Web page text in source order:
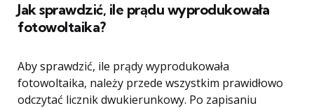
Jak sprawdzić, ile prądu wyprodukowała
fotowoltaika?
Aby sprawdzić, ile prądy wyprodukowała
fotowoltaika, należy przede wszystkim prawidłowo
odczytać licznik dwukierunkowy. Po zapisaniu